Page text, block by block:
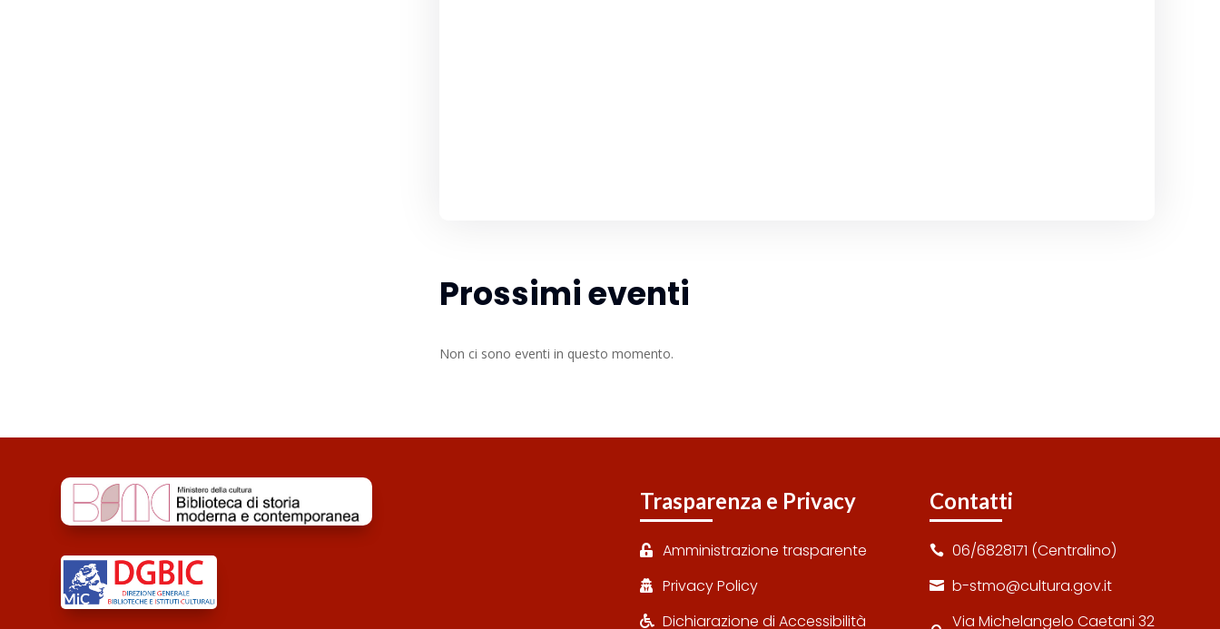
Prossimi eventi
Non ci sono eventi in questo momento.
Trasparenza e Privacy
 Amministrazione trasparente
 Privacy Policy
 Dichiarazione di Accessibilità
Contatti
 06/6828171 (Centralino)
 b-stmo@cultura.gov.it
Via Michelangelo Caetani 32